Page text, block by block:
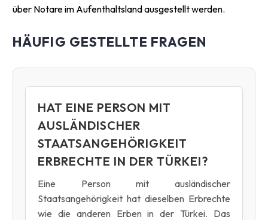
über Notare im Aufenthaltsland ausgestellt werden.
HÄUFIG GESTELLTE FRAGEN
HAT EINE PERSON MIT
AUSLÄNDISCHER
STAATSANGEHÖRIGKEIT
ERBRECHTE IN DER TÜRKEI?
Eine Person mit ausländischer
Staatsangehörigkeit hat dieselben Erbrechte
wie die anderen Erben in der Türkei. Das